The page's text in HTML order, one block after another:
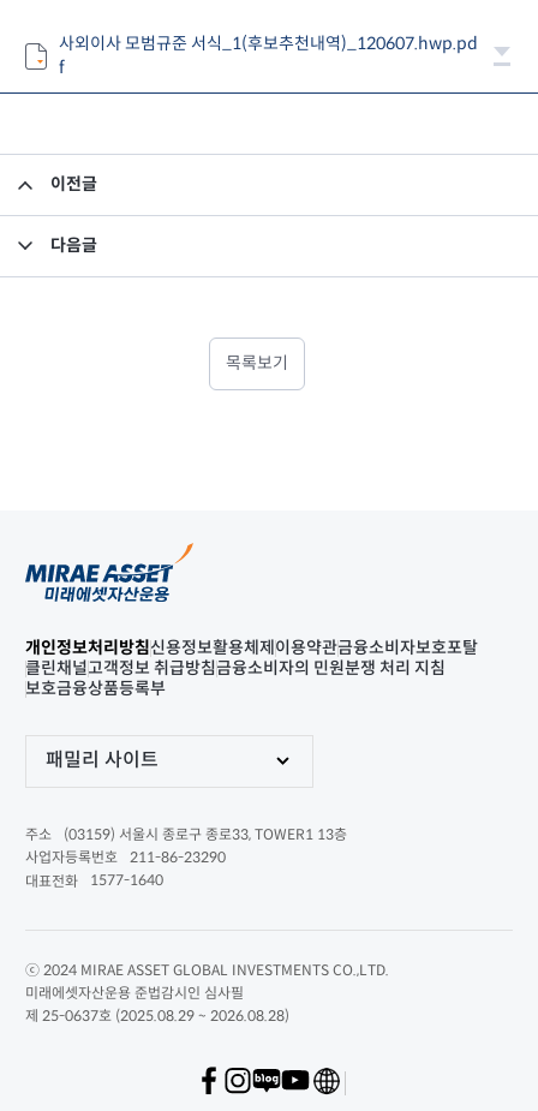
사외이사 모범규준 서식_1(후보추천내역)_120607.hwp.pd
f
이전글
다음글
목록보기
개인정보처리방침신용정보활용체제 이용약관금융소비자보호포탈
클린채널고객정보 취급방침금융소비자의 민원분쟁 처리 지침
보호금융상품등록부
패밀리 사이트
주소
(03159) 서울시 종로구 종로33, TOWER1 13층
사업자등록번호
211-86-23290
대표전화
1577-1640
ⓒ 2024 MIRAE ASSET GLOBAL INVESTMENTS CO.,LTD.
미래에셋자산운용 준법감시인 심사필
제 25-0637호 (2025.08.29 ~ 2026.08.28)